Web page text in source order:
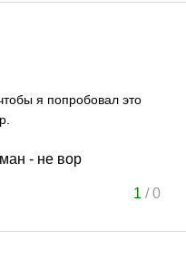
я попробовал это
- не вор
1 /0